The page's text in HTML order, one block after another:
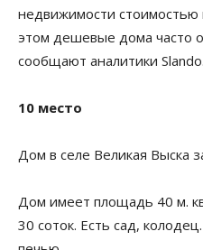
недвижимости
этом дешевые дома часто
сообщают аналитики Slando.
10 место
Дом в селе Великая Выска
Дом имеет площадь 40 м.
30 соток. Есть сад,